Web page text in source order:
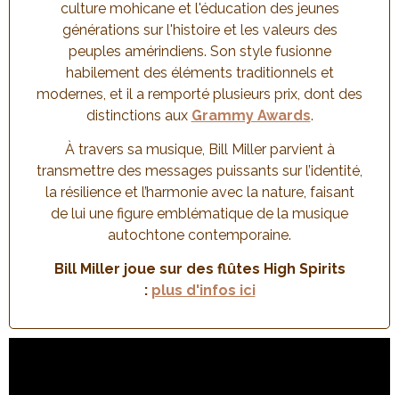
culture mohicane et l'éducation des jeunes
générations sur l'histoire et les valeurs des
peuples amérindiens. Son style fusionne
habilement des éléments traditionnels et
modernes, et il a remporté plusieurs prix, dont des
distinctions aux Grammy Awards.
À travers sa musique, Bill Miller parvient à
transmettre des messages puissants sur l’identité,
la résilience et l’harmonie avec la nature, faisant
de lui une figure emblématique de la musique
autochtone contemporaine.
Bill Miller joue sur des flûtes High Spirits
: plus d'infos ici